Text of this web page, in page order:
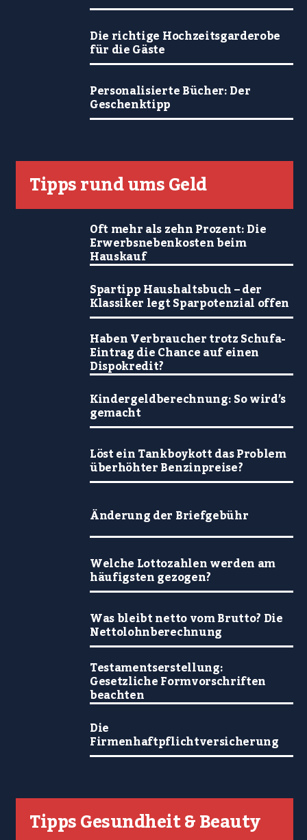
Die richtige Hochzeitsgarderobe
für die Gäste
Personalisierte Bücher: Der
Geschenktipp
Tipps rund ums Geld
Oft mehr als zehn Prozent: Die
Erwerbsnebenkosten beim
Hauskauf
Spartipp Haushaltsbuch – der
Klassiker legt Sparpotenzial offen
Haben Verbraucher trotz Schufa-
Eintrag die Chance auf einen
Dispokredit?
Kindergeldberechnung: So wird’s
gemacht
Löst ein Tankboykott das Problem
überhöhter Benzinpreise?
Änderung der Briefgebühr
Welche Lottozahlen werden am
häufigsten gezogen?
Was bleibt netto vom Brutto? Die
Nettolohnberechnung
Testamentserstellung:
Gesetzliche Formvorschriften
beachten
Die
Firmenhaftpflichtversicherung
Tipps Gesundheit & Beauty